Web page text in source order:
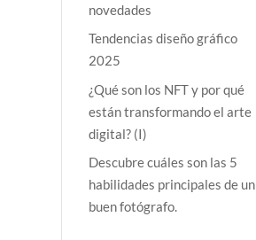
novedades
Tendencias diseño gráfico
2025
¿Qué son los NFT y por qué
están transformando el arte
digital? (I)
Descubre cuáles son las 5
habilidades principales de un
buen fotógrafo.